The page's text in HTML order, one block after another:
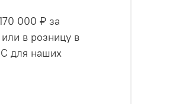
000 ₽ за
в розницу в
для наших